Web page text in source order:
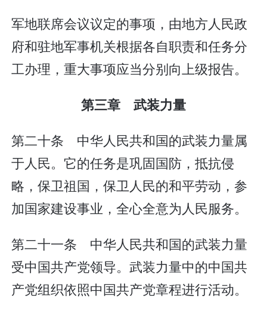
军地联席会议议定的事项，由地方人民政
府和驻地军事机关根据各自职责和任务分
工办理，重大事项应当分别向上级报告。
第三章 武装力量
第二十条 中华人民共和国的武装力量属
于人民。它的任务是巩固国防，抵抗侵
略，保卫祖国，保卫人民的和平劳动，参
加国家建设事业，全心全意为人民服务。
第二十一条 中华人民共和国的武装力量
受中国共产党领导。武装力量中的中国共
产党组织依照中国共产党章程进行活动。